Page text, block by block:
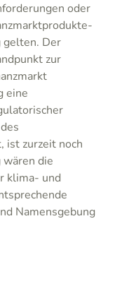
oder
gelten. Der
zur
eine
ist zurzeit noch
die
klima- und
Namensgebung